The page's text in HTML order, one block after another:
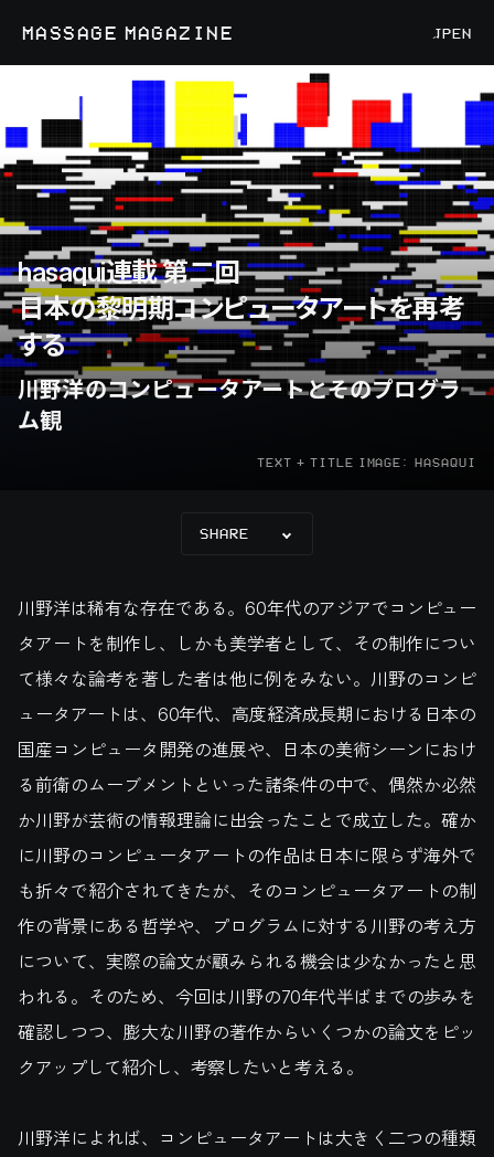
MASSAGE MAGAZINE JPEN
hasaqui連載 第二回
日本の黎明期コンピュータアートを再考
する
川野洋のコンピュータアートとそのプログラ
ム観
TEXT + TITLE IMAGE: HASAQUI
SHARE
川野洋は稀有な存在である。60年代のアジアでコンピュー
タアートを制作し、しかも美学者として、その制作につい
て様々な論考を著した者は他に例をみない。川野のコンピ
ュータアートは、60年代、高度経済成長期における日本の
国産コンピュータ開発の進展や、日本の美術シーンにおけ
る前衛のムーブメントといった諸条件の中で、偶然か必然
か川野が芸術の情報理論に出会ったことで成立した。確か
に川野のコンピュータアートの作品は日本に限らず海外で
も折々で紹介されてきたが、そのコンピュータアートの制
作の背景にある哲学や、プログラムに対する川野の考え方
について、実際の論文が顧みられる機会は少なかったと思
われる。そのため、今回は川野の70年代半ばまでの歩みを
確認しつつ、膨大な川野の著作からいくつかの論文をピッ
クアップして紹介し、考察したいと考える。
川野洋によれば、コンピュータアートは大きく二つの種類